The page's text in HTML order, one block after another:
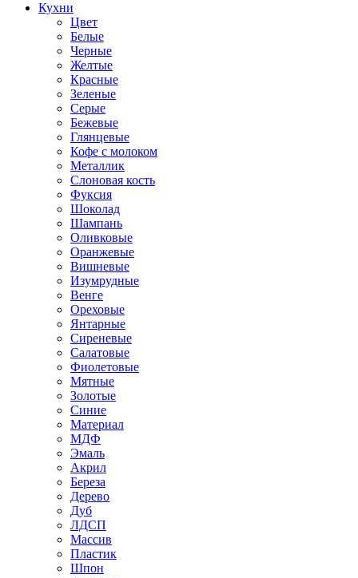
Кухни
Цвет
Белые
Черные
Желтые
Красные
Зеленые
Серые
Бежевые
Глянцевые
Кофе с молоком
Металлик
Слоновая кость
Фуксия
Шоколад
Шампань
Оливковые
Оранжевые
Вишневые
Изумрудные
Венге
Ореховые
Янтарные
Сиреневые
Салатовые
Фиолетовые
Мятные
Золотые
Синие
Материал
МДФ
Эмаль
Акрил
Береза
Дерево
Дуб
ЛДСП
Массив
Пластик
Шпон